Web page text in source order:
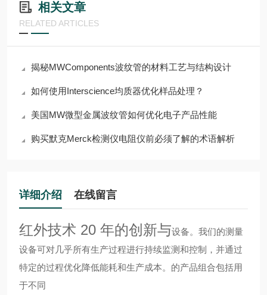
相关文章
RELATED ARTICLES
揭秘MWComponents波纹管的材料工艺与结构设计
如何使用Interscience均质器优化样品处理？
美国MW微型金属波纹管如何优化电子产品性能
购买默克Merck检测仪电阻仪前必须了解的术语解析
详细介绍 在线留言
红外技术 20 年的创新与设备。我们的测量
设备可对几乎所有生产过程进行持续监测和控制，并通过
特定的过程优化降低能耗和生产成本。 的产品组合包括用
于不同